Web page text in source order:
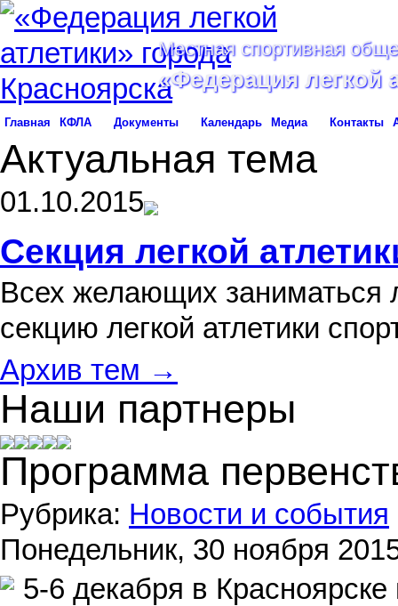
Местная спортивная
«Федерация легкой
Главная КФЛА Документы Календарь Медиа Контакты
Актуальная тема
01.10.2015
Секция легкой
Всех желающих заниматься
секцию легкой атлетики
Архив тем →
Наши партнеры
Программа
Рубрика: Новости и события
Понедельник, 30 ноября
5-6 декабря в